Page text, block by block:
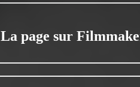
La page sur